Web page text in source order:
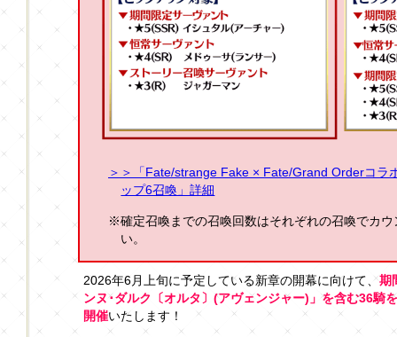
＞＞「Fate/strange Fake × Fate/Grand Orderコラ
ップ6召喚」詳細
※確定召喚までの召喚回数はそれぞれの召喚でカ
い。
2026年6月上旬に予定している新章の開幕に向けて、期
ンヌ･ダルク〔オルタ〕(アヴェンジャー)」を含む36騎
開催いたします！